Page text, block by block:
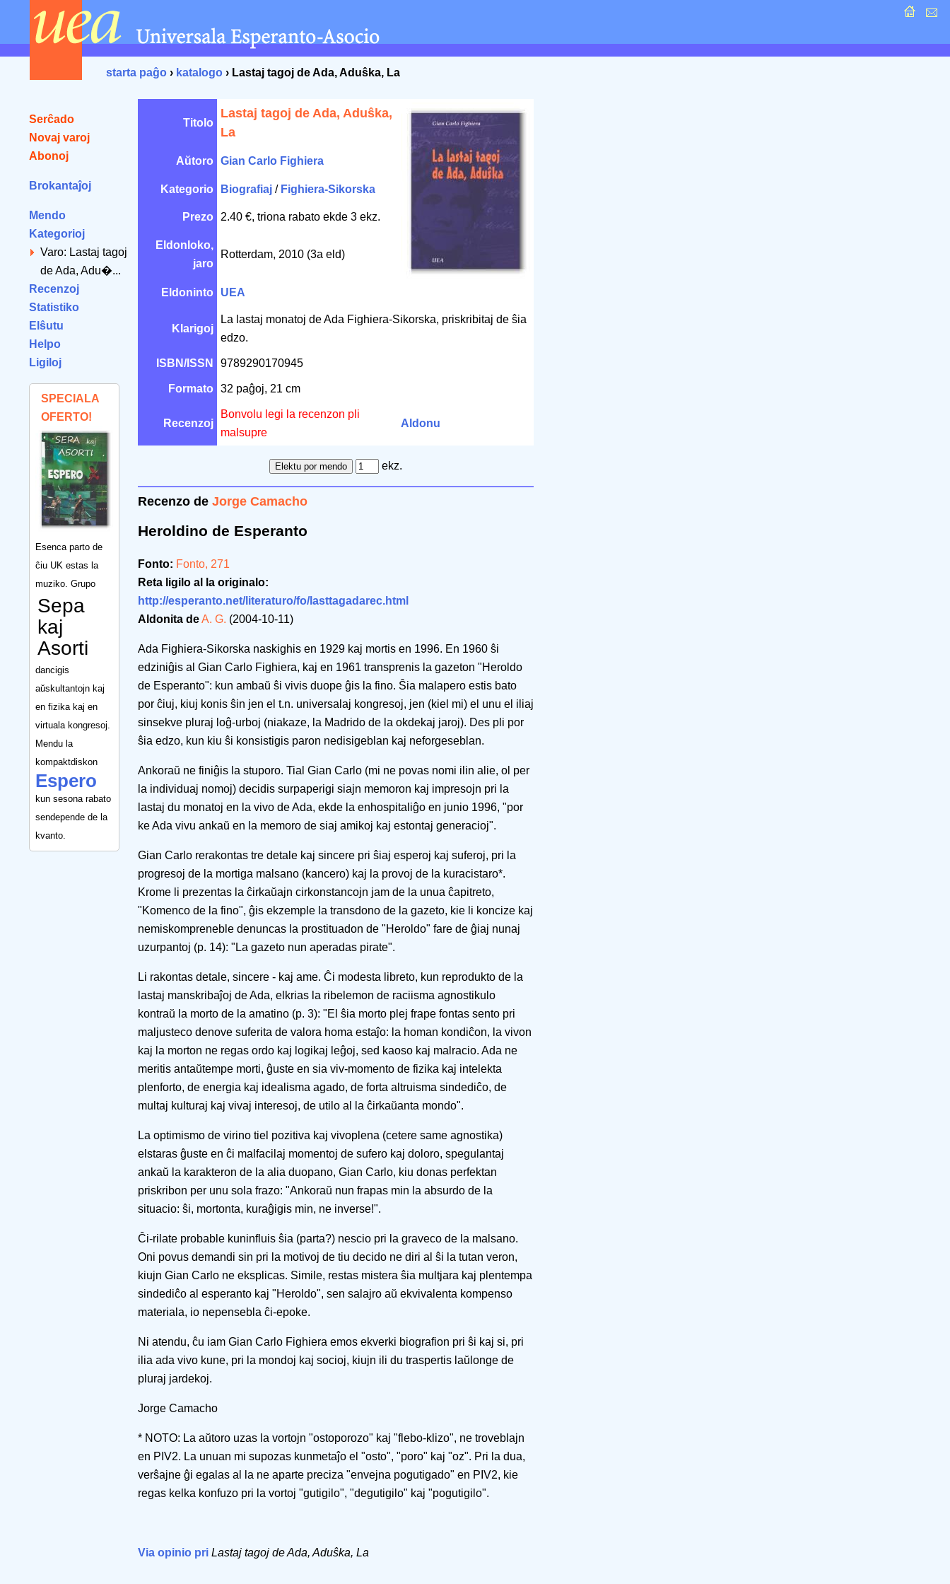
starta paĝo › katalogo › Lastaj tagoj de Ada, Aduŝka, La
Serĉado
Novaj varoj
Abonoj
Brokantaĵoj
Mendo
Kategorioj
Varo: Lastaj tagoj
de Ada, Adu�...
Recenzoj
Statistiko
Elŝutu
Helpo
Ligiloj
SPECIALA
OFERTO!
Esenca parto de
ĉiu UK estas la
muziko. Grupo
Sepa
kaj
Asorti
dancigis
aŭskultantojn kaj
en fizika kaj en
virtuala kongresoj.
Mendu la
kompaktdiskon
Espero
kun sesona rabato
sendepende de la
kvanto.
Titolo
Lastaj tagoj de Ada, Aduŝka,
La
Aŭtoro Gian Carlo Fighiera
Kategorio Biografiaj / Fighiera-Sikorska
Prezo 2.40 €, triona rabato ekde 3 ekz.
Eldonloko,
jaro
Rotterdam, 2010 (3a eld)
Eldoninto UEA
Klarigoj
La lastaj monatoj de Ada Fighiera-Sikorska, priskribitaj de ŝia
edzo.
ISBN/ISSN 9789290170945
Formato 32 paĝoj, 21 cm
Recenzoj
Bonvolu legi la recenzon pli
malsupre
Aldonu
ekz.
Recenzo de Jorge Camacho
Heroldino de Esperanto
Fonto: Fonto, 271
Reta ligilo al la originalo:
http://esperanto.net/literaturo/fo/lasttagadarec.html
Aldonita deA. G. (2004-10-11)
Ada Fighiera-Sikorska naskighis en 1929 kaj mortis en 1996. En 1960 ŝi
edziniĝis al Gian Carlo Fighiera, kaj en 1961 transprenis la gazeton "Heroldo
de Esperanto": kun ambaŭ ŝi vivis duope ĝis la fino. Ŝia malapero estis bato
por ĉiuj, kiuj konis ŝin jen el t.n. universalaj kongresoj, jen (kiel mi) el unu el iliaj
sinsekve pluraj loĝ-urboj (niakaze, la Madrido de la okdekaj jaroj). Des pli por
ŝia edzo, kun kiu ŝi konsistigis paron nedisigeblan kaj neforgeseblan.
Ankoraŭ ne finiĝis la stuporo. Tial Gian Carlo (mi ne povas nomi ilin alie, ol per
la individuaj nomoj) decidis surpaperigi siajn memoron kaj impresojn pri la
lastaj du monatoj en la vivo de Ada, ekde la enhospitaliĝo en junio 1996, "por
ke Ada vivu ankaŭ en la memoro de siaj amikoj kaj estontaj generacioj".
Gian Carlo rerakontas tre detale kaj sincere pri ŝiaj esperoj kaj suferoj, pri la
progresoj de la mortiga malsano (kancero) kaj la provoj de la kuracistaro*.
Krome li prezentas la ĉirkaŭajn cirkonstancojn jam de la unua ĉapitreto,
"Komenco de la fino", ĝis ekzemple la transdono de la gazeto, kie li koncize kaj
nemiskompreneble denuncas la prostituadon de "Heroldo" fare de ĝiaj nunaj
uzurpantoj (p. 14): "La gazeto nun aperadas pirate".
Li rakontas detale, sincere - kaj ame. Ĉi modesta libreto, kun reprodukto de la
lastaj manskribaĵoj de Ada, elkrias la ribelemon de raciisma agnostikulo
kontraŭ la morto de la amatino (p. 3): "El ŝia morto plej frape fontas sento pri
maljusteco denove suferita de valora homa estaĵo: la homan kondiĉon, la vivon
kaj la morton ne regas ordo kaj logikaj leĝoj, sed kaoso kaj malracio. Ada ne
meritis antaŭtempe morti, ĝuste en sia viv-momento de fizika kaj intelekta
plenforto, de energia kaj idealisma agado, de forta altruisma sindediĉo, de
multaj kulturaj kaj vivaj interesoj, de utilo al la ĉirkaŭanta mondo".
La optimismo de virino tiel pozitiva kaj vivoplena (cetere same agnostika)
elstaras ĝuste en ĉi malfacilaj momentoj de sufero kaj doloro, spegulantaj
ankaŭ la karakteron de la alia duopano, Gian Carlo, kiu donas perfektan
priskribon per unu sola frazo: "Ankoraŭ nun frapas min la absurdo de la
situacio: ŝi, mortonta, kuraĝigis min, ne inverse!".
Ĉi-rilate probable kuninfluis ŝia (parta?) nescio pri la graveco de la malsano.
Oni povus demandi sin pri la motivoj de tiu decido ne diri al ŝi la tutan veron,
kiujn Gian Carlo ne eksplicas. Simile, restas mistera ŝia multjara kaj plentempa
sindediĉo al esperanto kaj "Heroldo", sen salajro aŭ ekvivalenta kompenso
materiala, io nepensebla ĉi-epoke.
Ni atendu, ĉu iam Gian Carlo Fighiera emos ekverki biografion pri ŝi kaj si, pri
ilia ada vivo kune, pri la mondoj kaj socioj, kiujn ili du traspertis laŭlonge de
pluraj jardekoj.
Jorge Camacho
* NOTO: La aŭtoro uzas la vortojn "ostoporozo" kaj "flebo-klizo", ne troveblajn
en PIV2. La unuan mi supozas kunmetaĵo el "osto", "poro" kaj "oz". Pri la dua,
verŝajne ĝi egalas al la ne aparte preciza "envejna pogutigado" en PIV2, kie
regas kelka konfuzo pri la vortoj "gutigilo", "degutigilo" kaj "pogutigilo".
Via opinio pri Lastaj tagoj de Ada, Aduŝka, La